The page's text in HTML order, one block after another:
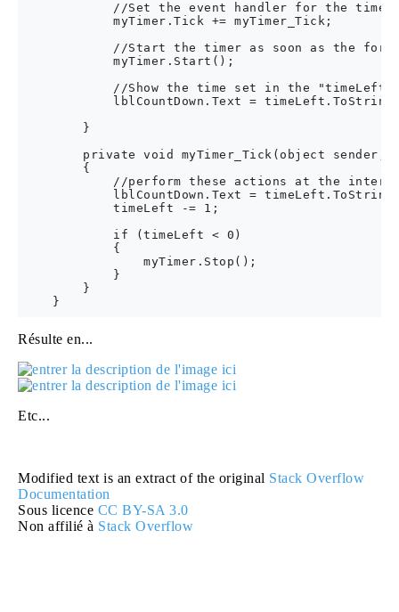
//Set the event handler for the
            myTimer.Tick += myTimer_Tick;
//Start the timer as soon as the form
            myTimer.Start();
//Show the time set in the "timeLeft"
lblCountDown.Text =
        }
private void myTimer_Tick(object sender,
        {
//perform these actions at the
lblCountDown.Text =
            timeLeft -= 1;
            if (timeLeft < 0)
            {
                myTimer.Stop();
            }
        }
Résulte en...
Etc...
Modified text is an extract of the original Stack Overflow
Documentation
Sous licence CC BY-SA 3.0
Non affilié à Stack Overflow